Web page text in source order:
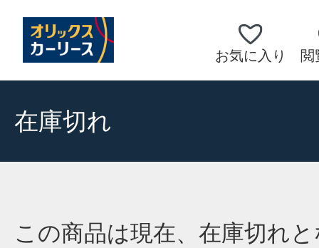
お気に入り 閲
在庫切れ
この商品は現在、在庫切れ